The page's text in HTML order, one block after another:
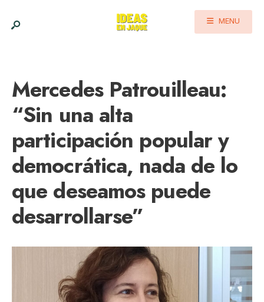
MENU
Mercedes Patrouilleau:
“Sin una alta
participación popular y
democrática, nada de lo
que deseamos puede
desarrollarse”